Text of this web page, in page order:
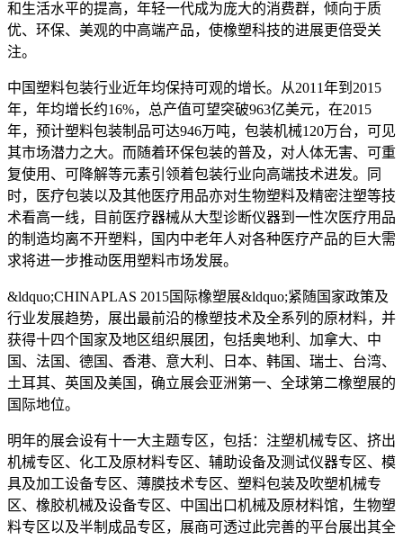
和生活水平的提高，年轻一代成为庞大的消费群，倾向于质
优、环保、美观的中高端产品，使橡塑科技的进展更倍受关
注。
中国塑料包装行业近年均保持可观的增长。从2011年到2015
年，年均增长约16%，总产值可望突破963亿美元，在2015
年，预计塑料包装制品可达946万吨，包装机械120万台，可见
其市场潜力之大。而随着环保包装的普及，对人体无害、可重
复使用、可降解等元素引领着包装行业向高端技术进发。同
时，医疗包装以及其他医疗用品亦对生物塑料及精密注塑等技
术看高一线，目前医疗器械从大型诊断仪器到一性次医疗用品
的制造均离不开塑料，国内中老年人对各种医疗产品的巨大需
求将进一步推动医用塑料市场发展。
&ldquo;CHINAPLAS 2015国际橡塑展&ldquo;紧随国家政策及
行业发展趋势，展出最前沿的橡塑技术及全系列的原材料，并
获得十四个国家及地区组织展团，包括奥地利、加拿大、中
国、法国、德国、香港、意大利、日本、韩国、瑞士、台湾、
土耳其、英国及美国，确立展会亚洲第一、全球第二橡塑展的
国际地位。
明年的展会设有十一大主题专区，包括：注塑机械专区、挤出
机械专区、化工及原材料专区、辅助设备及测试仪器专区、模
具及加工设备专区、薄膜技术专区、塑料包装及吹塑机械专
区、橡胶机械及设备专区、中国出口机械及原材料馆，生物塑
料专区以及半制成品专区，展商可透过此完善的平台展出其全